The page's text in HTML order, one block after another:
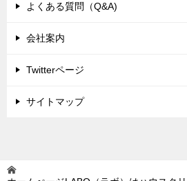
よくある質問（Q&A)
会社案内
Twitterページ
サイトマップ